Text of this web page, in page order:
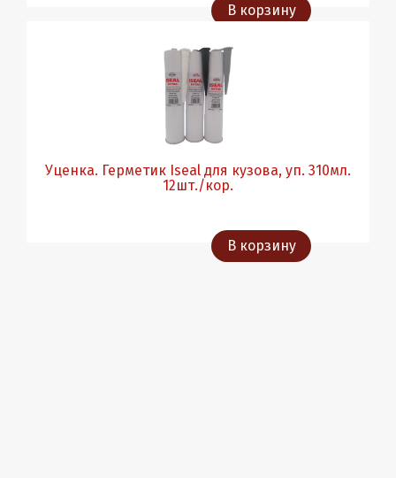
В корзину
Уценка. Герметик Iseal для кузова, уп. 310мл.
12шт./кор.
В корзину